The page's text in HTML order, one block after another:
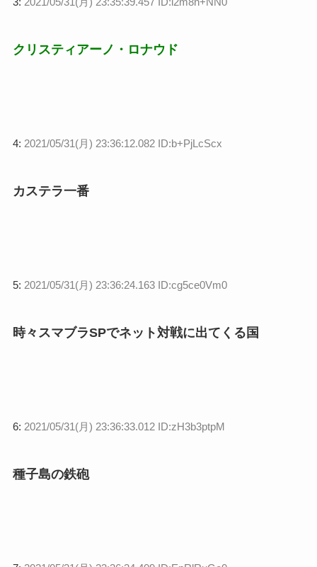
クリスティアーノ・ロナウド
4: 2021/05/31(月) 23:36:12.082 ID:b+PjLcScx
カステラ一番
5: 2021/05/31(月) 23:36:24.163 ID:cg5ce0Vm0
時々スマブラSPでネット対戦に出てくる国
6: 2021/05/31(月) 23:36:33.012 ID:zH3b3ptpM
種子島の鉄砲